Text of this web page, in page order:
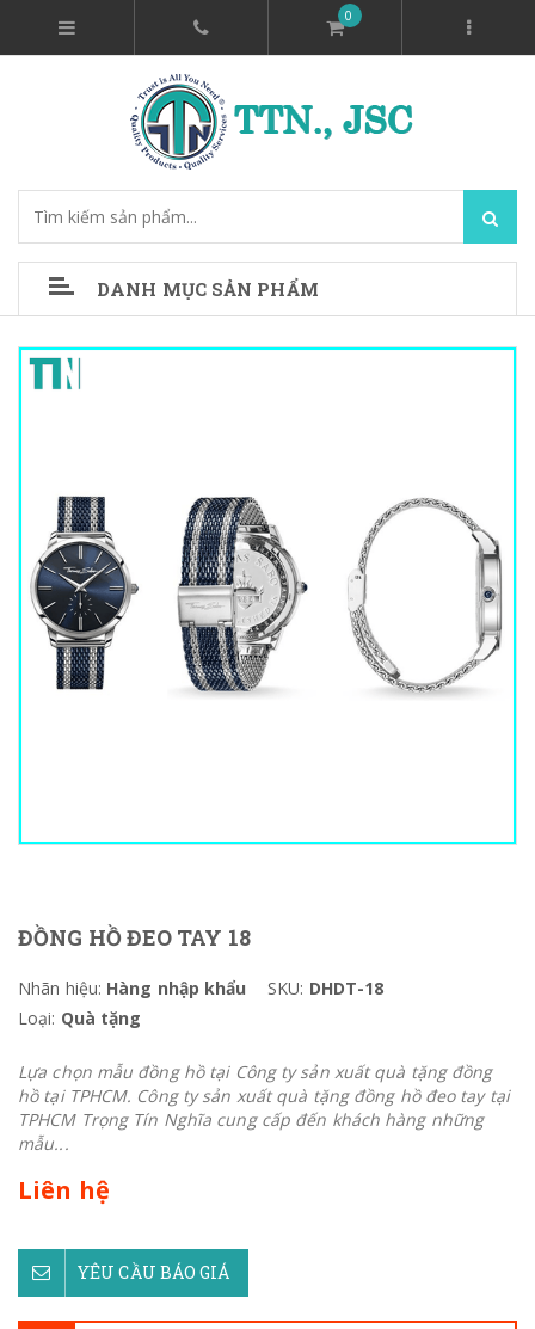
0
DANH MỤC SẢN PHẨM
ĐỒNG HỒ ĐEO TAY 18
Nhãn hiệu: Hàng nhập khẩu SKU: DHDT-18
Loại: Quà tặng
Lựa chọn mẫu đồng hồ tại Công ty sản xuất quà tặng đồng
hồ tại TPHCM. Công ty sản xuất quà tặng đồng hồ đeo tay tại
TPHCM Trọng Tín Nghĩa cung cấp đến khách hàng những
mẫu...
Liên hệ
YÊU CẦU BÁO GIÁ